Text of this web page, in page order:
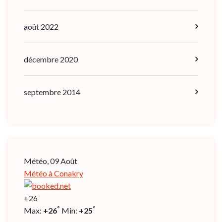
août 2022
décembre 2020
septembre 2014
Météo, 09 Août
Météo à Conakry
+26
Max: +26° Min: +25°